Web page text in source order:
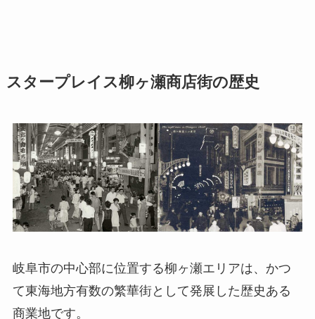
スタープレイス柳ヶ瀬商店街の歴史
岐阜市の中心部に位置する柳ヶ瀬エリアは、かつ
て東海地方有数の繁華街として発展した歴史ある
商業地です。